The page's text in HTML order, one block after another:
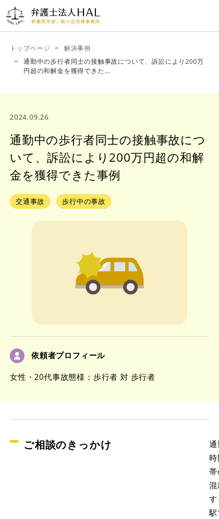
03-
5829-
5202
新小岩法律事務
所
03-
5879-
6703
20:00（土日も
受付中）
談・お問
弁護
介
事務
内 れ ム
トップページ
解決事例
通勤中の歩行者同士の接触事故について、訴訟により200万
円超の和解金を獲得できた...
2024.09.26
通勤中の歩行者同士の接触事故につ
いて、訴訟により200万円超の和解
金を獲得できた事例
交通事故 歩行中の事故
依頼者プロフィール
女性・20代事故態様：歩行者 対 歩行者
ご相談のきっかけ